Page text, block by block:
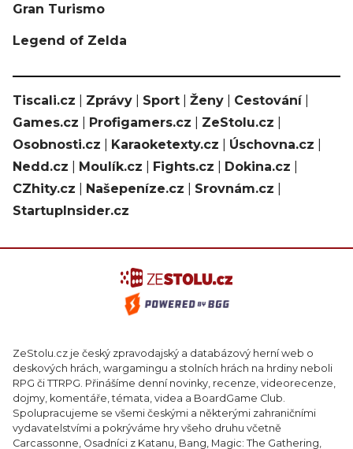
Gran Turismo
Legend of Zelda
Tiscali.cz Zprávy Sport Ženy Cestování|
Games.cz
Profigamers.cz ZeStolu.cz
Osobnosti.cz
Karaoketexty.cz Úschovna.cz
Nedd.cz
Moulík.cz Fights.cz Dokina.cz
CZhity.cz
Našepeníze.cz Srovnám.cz
StartupInsider.cz
ZeStolu.cz je český zpravodajský a databázový herní web o
deskových hrách, wargamingu a stolních hrách na hrdiny neboli
RPG či TTRPG. Přinášíme denní novinky, recenze, videorecenze,
dojmy, komentáře, témata, videa a BoardGame Club.
Spolupracujeme se všemi českými a některými zahraničními
vydavatelstvími a pokrýváme hry všeho druhu včetně
Carcassonne, Osadníci z Katanu, Bang, Magic: The Gathering,